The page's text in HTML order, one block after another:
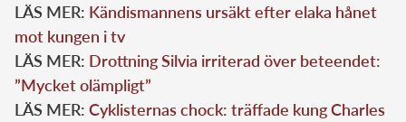
LÄS MER: Kändismannens ursäkt efter elaka hånet
mot kungen i tv
LÄS MER: Drottning Silvia irriterad över beteendet:
”Mycket olämpligt”
LÄS MER: Cyklisternas chock: träffade kung Charles